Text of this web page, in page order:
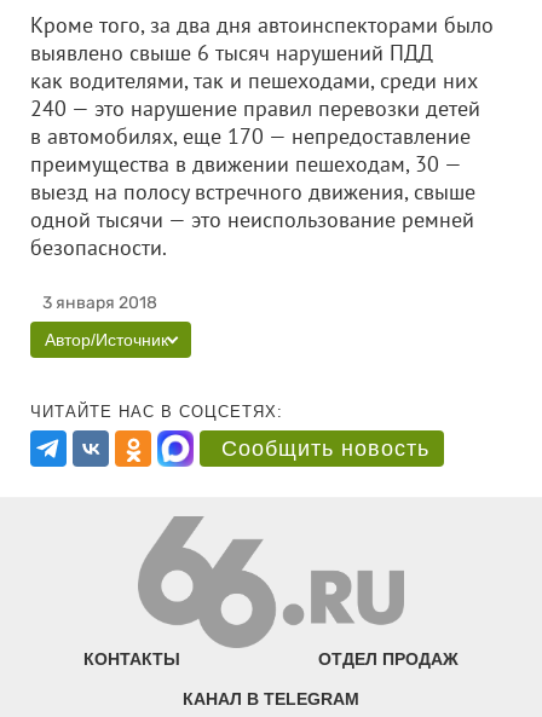
Кроме того, за два дня автоинспекторами было
выявлено свыше 6 тысяч нарушений ПДД
как водителями, так и пешеходами, среди них
240 — это нарушение правил перевозки детей
в автомобилях, еще 170 — непредоставление
преимущества в движении пешеходам, 30 —
выезд на полосу встречного движения, свыше
одной тысячи — это неиспользование ремней
безопасности.
3 января 2018
Автор/Источник
ЧИТАЙТЕ НАС В СОЦСЕТЯХ:
Сообщить новость
КОНТАКТЫ ОТДЕЛ ПРОДАЖ
КАНАЛ В TELEGRAM